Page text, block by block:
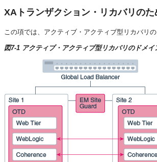
XAトランザクション・リカバリの
この項では、アクティブ・アクティブ型リカバリ
図7-1 アクティブ・アクティブ型リカバリのドメイ